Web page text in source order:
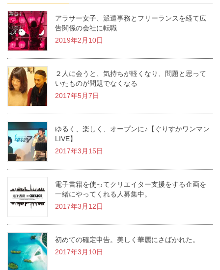
アラサー女子、派遣事務とフリーランスを経て広
告関係の会社に転職
2019年2月10日
２人に会うと、気持ちが軽くなり、問題と思って
いたものが問題でなくなる
2017年5月7日
ゆるく、楽しく、オープンに♪【ぐりすかワンマン
LIVE】
2017年3月15日
電子書籍を使ってクリエイター支援をする企画を
一緒にやってくれる人募集中。
2017年3月12日
初めての確定申告。美しく華麗にさばかれた。
2017年3月10日